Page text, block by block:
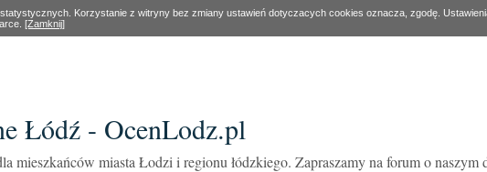
Korzystanie z witryny bez zmiany ustawień dotyczacych cookies oznacza, zgodę.
[Zamknij]
Łódź - OcenLodz.pl
mieszkańców miasta Łodzi i regionu łódzkiego. Zapraszamy na forum o naszym